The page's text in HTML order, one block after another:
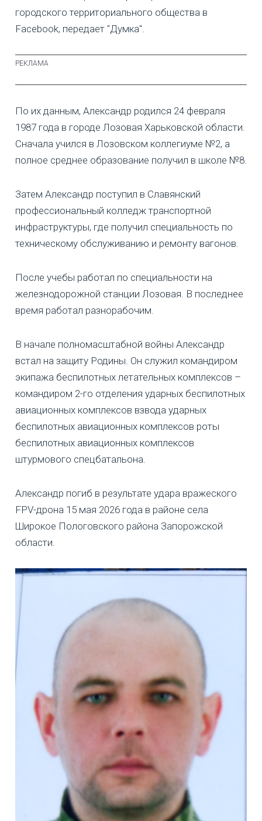
городского территориального общества в
Facebook, передает "Думка".
По их данным, Александр родился 24 февраля
1987 года в городе Лозовая Харьковской области.
Сначала учился в Лозовском коллегиуме №2, а
полное среднее образование получил в школе №8.
Затем Александр поступил в Славянский
профессиональный колледж транспортной
инфраструктуры, где получил специальность по
техническому обслуживанию и ремонту вагонов.
После учебы работал по специальности на
железнодорожной станции Лозовая. В последнее
время работал разнорабочим.
В начале полномасштабной войны Александр
встал на защиту Родины. Он служил командиром
экипажа беспилотных летательных комплексов –
командиром 2-го отделения ударных беспилотных
авиационных комплексов взвода ударных
беспилотных авиационных комплексов роты
беспилотных авиационных комплексов
штурмового спецбатальона.
Александр погиб в результате удара вражеского
FPV-дрона 15 мая 2026 года в районе села
Широкое Пологовского района Запорожской
области.